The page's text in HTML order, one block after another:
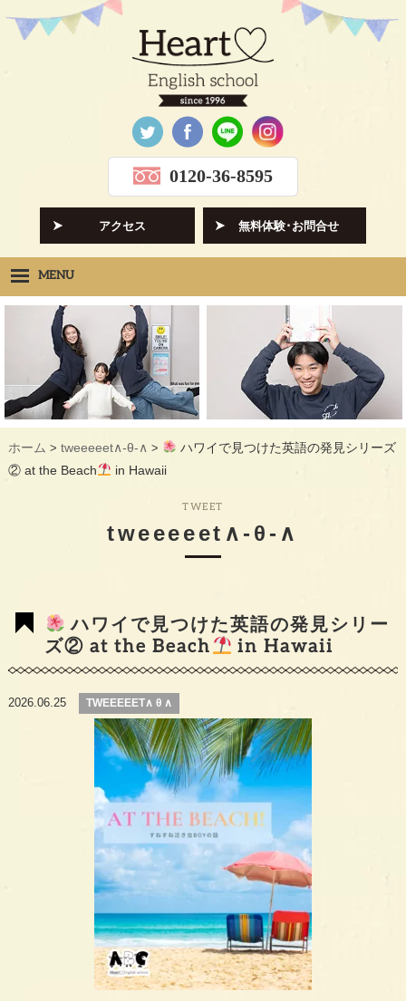
0120-36-8595
アクセス 無料体験･お問合せ
MENU
Heartの想い
クラス紹介 CLASS
先生紹介 INSTRUCTORS
ギャラリー GALLERY
教室概要 INFORMATION
TOPICS
ホーム > tweeeeet∧-θ-∧ >
ハワイで見つけた英語の発見シリーズ
② at the Beach
in Hawaii
TWEET
tweeeeet∧-θ-∧
ハワイで見つけた英語の発見シリー
ズ② at the Beach
in Hawaii
2026.06.25 TWEEEEET∧ θ ∧